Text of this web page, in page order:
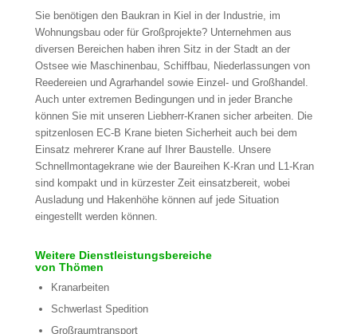
Sie benötigen den Baukran in Kiel in der Industrie, im
Wohnungsbau oder für Großprojekte? Unternehmen aus
diversen Bereichen haben ihren Sitz in der Stadt an der
Ostsee wie Maschinenbau, Schiffbau, Niederlassungen von
Reedereien und Agrarhandel sowie Einzel- und Großhandel.
Auch unter extremen Bedingungen und in jeder Branche
können Sie mit unseren Liebherr-Kranen sicher arbeiten. Die
spitzenlosen EC-B Krane bieten Sicherheit auch bei dem
Einsatz mehrerer Krane auf Ihrer Baustelle. Unsere
Schnellmontagekrane wie der Baureihen K-Kran und L1-Kran
sind kompakt und in kürzester Zeit einsatzbereit, wobei
Ausladung und Hakenhöhe können auf jede Situation
eingestellt werden können.
Weitere Dienstleistungsbereiche
von Thömen
Kranarbeiten
Schwerlast Spedition
Großraumtransport